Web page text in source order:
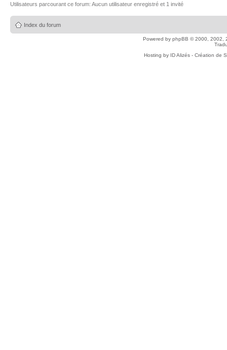
Utilisateurs parcourant ce forum: Aucun utilisateur enregistré et 1 invité
Index du forum
Powered by phpBB © 2000, 2002,
Hosting by ID Alizés - Création de